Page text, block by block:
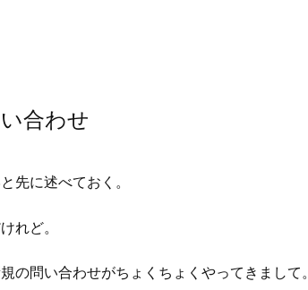
合わせ
先に述べておく。
れど。
の問い合わせがちょくちょくやってきまして。